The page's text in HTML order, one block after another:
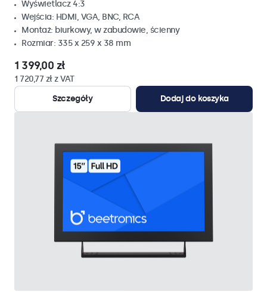
Wyświetlacz 4:3
Wejścia: HDMI, VGA, BNC, RCA
Montaż: biurkowy, w zabudowie, ścienny
Rozmiar: 335 x 259 x 38 mm
1 399,00 zł
1 720,77 zł z VAT
Szczegóły
Dodaj do koszyka